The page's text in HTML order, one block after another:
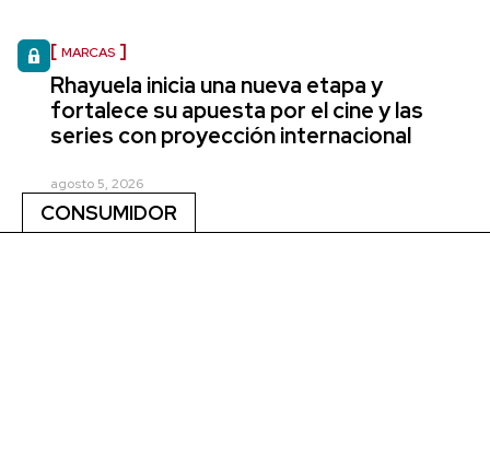
MARCAS
Rhayuela inicia una nueva etapa y
fortalece su apuesta por el cine y las
series con proyección internacional
agosto 5, 2026
CONSUMIDOR